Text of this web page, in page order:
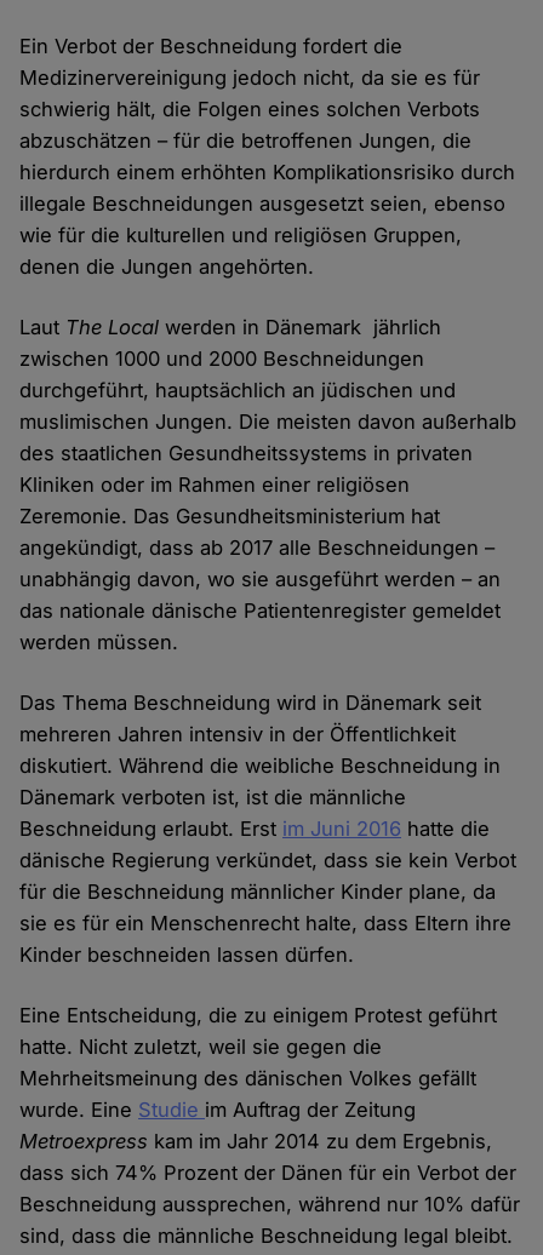
Ein Verbot der Beschneidung fordert die
Medizinervereinigung jedoch nicht, da sie es für
schwierig hält, die Folgen eines solchen Verbots
abzuschätzen – für die betroffenen Jungen, die
hierdurch einem erhöhten Komplikationsrisiko durch
illegale Beschneidungen ausgesetzt seien, ebenso
wie für die kulturellen und religiösen Gruppen,
denen die Jungen angehörten.
Laut The Localwerden in Dänemark jährlich
zwischen 1000 und 2000 Beschneidungen
durchgeführt, hauptsächlich an jüdischen und
muslimischen Jungen. Die meisten davon außerhalb
des staatlichen Gesundheitssystems in privaten
Kliniken oder im Rahmen einer religiösen
Zeremonie. Das Gesundheitsministerium hat
angekündigt, dass ab 2017 alle Beschneidungen –
unabhängig davon, wo sie ausgeführt werden – an
das nationale dänische Patientenregister gemeldet
werden müssen.
Das Thema Beschneidung wird in Dänemark seit
mehreren Jahren intensiv in der Öffentlichkeit
diskutiert. Während die weibliche Beschneidung in
Dänemark verboten ist, ist die männliche
Beschneidung erlaubt. Erst im Juni 2016 hatte die
dänische Regierung verkündet, dass sie kein Verbot
für die Beschneidung männlicher Kinder plane, da
sie es für ein Menschenrecht halte, dass Eltern ihre
Kinder beschneiden lassen dürfen.
Eine Entscheidung, die zu einigem Protest geführt
hatte. Nicht zuletzt, weil sie gegen die
Mehrheitsmeinung des dänischen Volkes gefällt
wurde. Eine Studie im Auftrag der Zeitung
Metroexpress kam im Jahr 2014 zu dem Ergebnis,
dass sich 74% Prozent der Dänen für ein Verbot der
Beschneidung aussprechen, während nur 10% dafür
sind, dass die männliche Beschneidung legal bleibt.